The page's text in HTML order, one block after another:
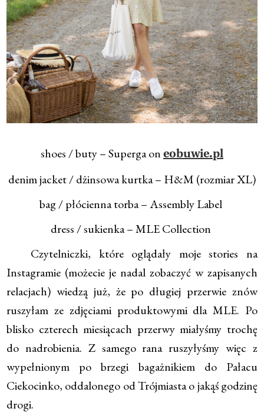
shoes / buty – Superga on eobuwie.pl
denim jacket / dżinsowa kurtka – H&M (rozmiar XL)
bag / płócienna torba – Assembly Label
dress / sukienka – MLE Collection
Czytelniczki, które oglądały moje stories na
Instagramie (możecie je nadal zobaczyć w zapisanych
relacjach) wiedzą już, że po długiej przerwie znów
ruszyłam ze zdjęciami produktowymi dla MLE. Po
blisko czterech miesiącach przerwy miałyśmy trochę
do nadrobienia. Z samego rana ruszyłyśmy więc z
wypełnionym po brzegi bagażnikiem do Pałacu
Ciekocinko, oddalonego od Trójmiasta o jakąś godzinę
drogi.